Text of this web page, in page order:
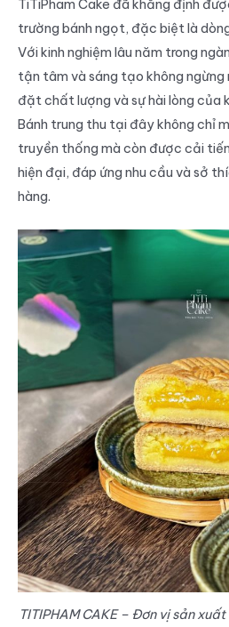
TiTiPham Cake đã khẳng định
trường bánh ngọt, đặc biệt là
Với kinh nghiệm lâu năm trong
tận tâm và sáng tạo không ngừng
đặt chất lượng và sự hài lòng của
Bánh trung thu tại đây không chỉ
truyền thống mà còn được cải
hiện đại, đáp ứng nhu cầu và sở
hàng.
TITIPHAM CAKE – Đơn vị sản